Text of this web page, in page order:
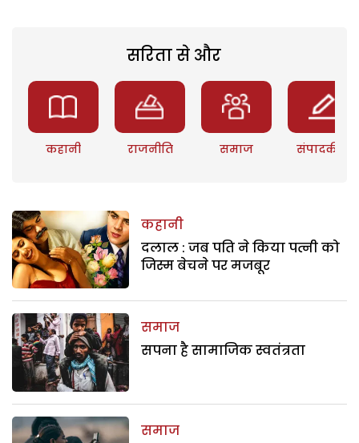
सरिता से और
कहानी राजनीति समाज संपादकीय
कहानी
दलाल : जब पति ने किया पत्नी को
जिस्म बेचने पर मजबूर
समाज
सपना है सामाजिक स्वतंत्रता
समाज